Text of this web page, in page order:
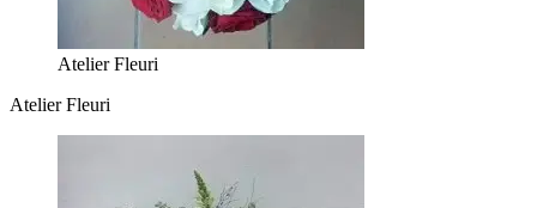
Atelier Fleuri
Atelier Fleuri